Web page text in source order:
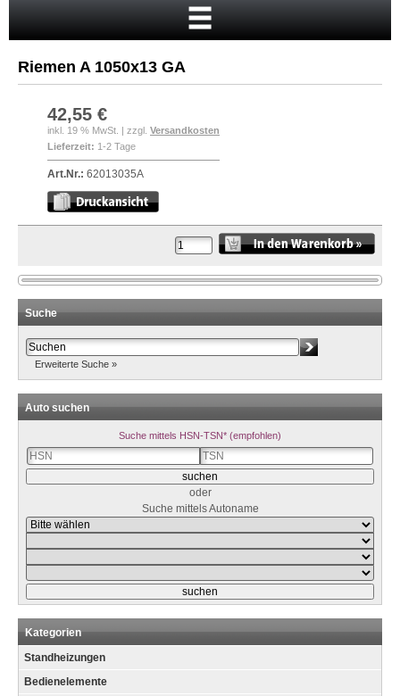
Neukunde?
Kasse
Anmelden
Riemen A 1050x13 GA
42,55 €
inkl. 19 % MwSt. | zzgl. Versandkosten
Lieferzeit: 1-2 Tage
Art.Nr.: 62013035A
Suche
Erweiterte Suche »
Auto suchen
Suche mittels HSN-TSN* (empfohlen)
oder
Suche mittels Autoname
Kategorien
Standheizungen
Bedienelemente